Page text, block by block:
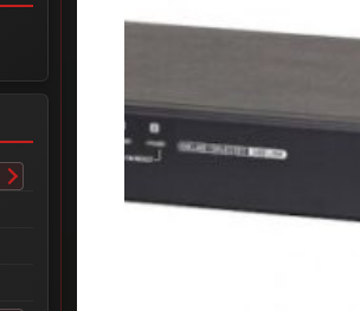
Toggle